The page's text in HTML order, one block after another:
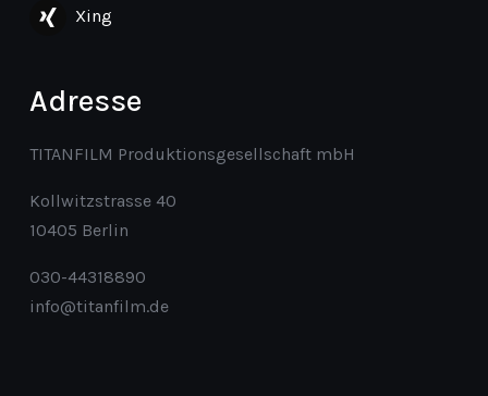
Xing
Adresse
TITANFILM Produktionsgesellschaft mbH
Kollwitzstrasse 40
10405 Berlin
030-44318890
info@titanfilm.de